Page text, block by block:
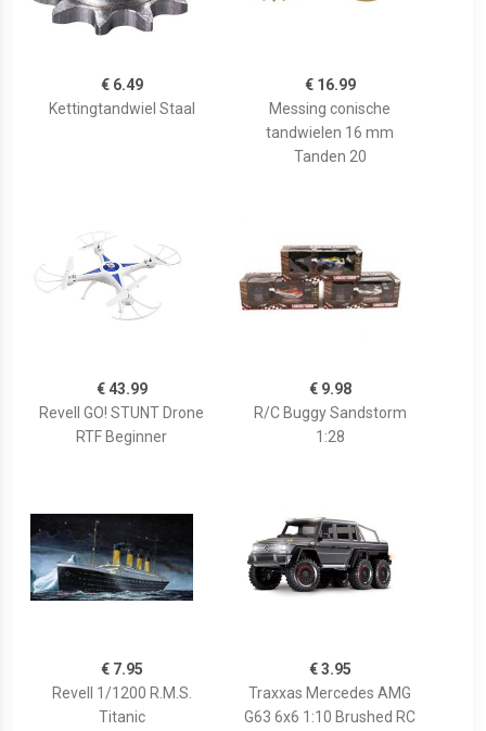
€ 6.49
Kettingtandwiel Staal
€ 16.99
Messing conische
tandwielen 16 mm
Tanden 20
€ 43.99
Revell GO! STUNT Drone
RTF Beginner
€ 9.98
R/C Buggy Sandstorm
1:28
€ 7.95
Revell 1/1200 R.M.S.
Titanic
€ 3.95
Traxxas Mercedes AMG
G63 6x6 1:10 Brushed RC